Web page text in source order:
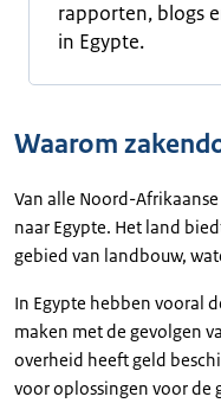
rapporten, blogs
in Egypte.
Waarom
Van alle Noord-
naar Egypte. Het land
gebied van landbouw,
In Egypte hebben vooral
maken met de gevolgen
overheid heeft geld
voor oplossingen voor de